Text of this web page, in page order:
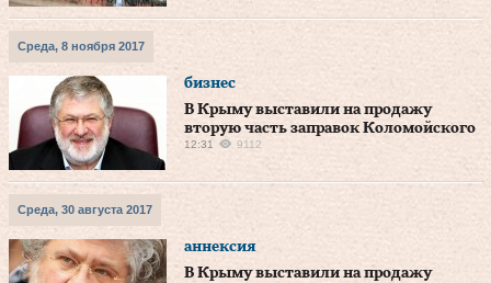
Среда, 8 ноября 2017
бизнес
В Крыму выставили на продажу
вторую часть заправок Коломойского
12:31 9112
Среда, 30 августа 2017
аннексия
В Крыму выставили на продажу